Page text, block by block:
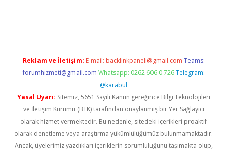
Reklam ve İletişim: E-mail: backlinkpaneli@gmail.com Teams:
forumhizmeti@gmail.com Whatsapp: 0262 606 0 726 Telegram:
@karabul
Yasal Uyarı: Sitemiz, 5651 Sayılı Kanun gereğince Bilgi Teknolojileri
ve İletişim Kurumu (BTK) tarafından onaylanmış bir Yer Sağlayıcı
olarak hizmet vermektedir. Bu nedenle, sitedeki içerikleri proaktif
olarak denetleme veya araştırma yükümlülüğümüz bulunmamaktadır.
Ancak, üyelerimiz yazdıkları içeriklerin sorumluluğunu taşımakta olup,